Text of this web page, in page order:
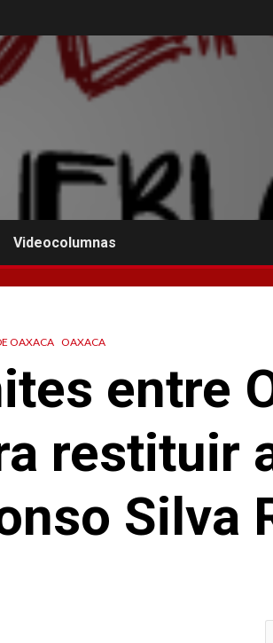
Videocolumnas
OAXACA OAXACA
entre
restituir
Silva